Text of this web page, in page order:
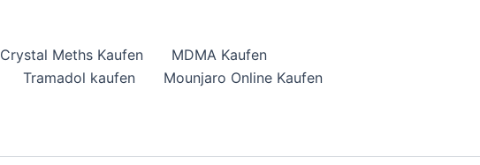
Crystal Meths Kaufen
MDMA Kaufen
Tramadol kaufen
Mounjaro Online Kaufen